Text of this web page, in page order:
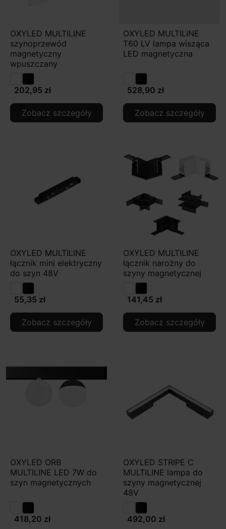
OXYLED MULTILINE
szynoprzewód
magnetyczny
wpuszczany
202,95 zł
Zobacz szczegóły
OXYLED MULTILINE
T60 LV lampa wisząca
LED magnetyczna
528,90 zł
Zobacz szczegóły
OXYLED MULTILINE
łącznik mini elektryczny
do szyn 48V
55,35 zł
Zobacz szczegóły
OXYLED MULTILINE
łącznik narożny do
szyny magnetycznej
141,45 zł
Zobacz szczegóły
OXYLED ORB
MULTILINE LED 7W do
szyn magnetycznych
418,20 zł
OXYLED STRIPE C
MULTILINE lampa do
szyny magnetycznej
48V
492,00 zł